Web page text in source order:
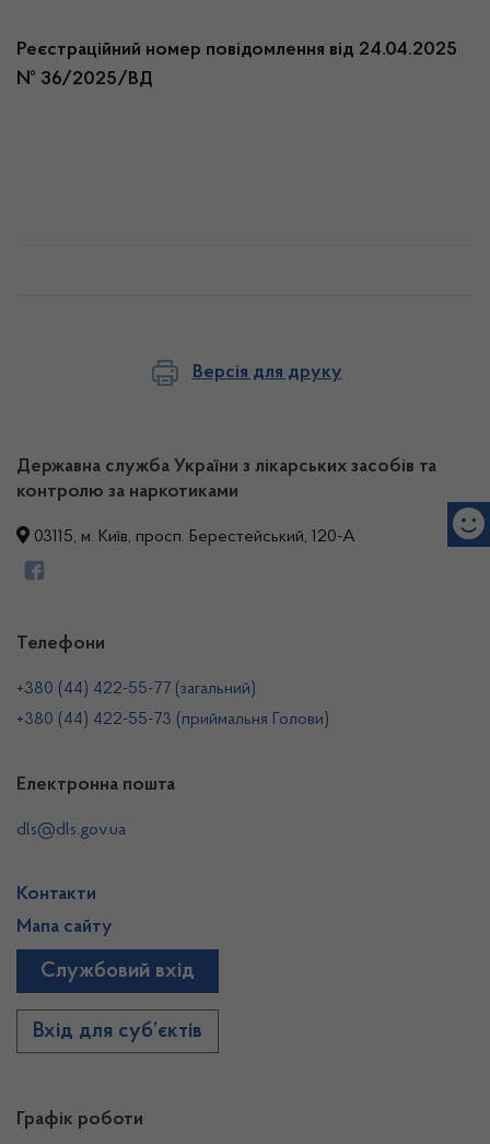
Реєстраційний номер повідомлення від 24.04.2025
№ 36/2025/ВД
Версія для друку
Державна служба України з лікарських засобів та
контролю за наркотиками
03115, м. Київ, просп. Берестейський, 120-А
Графік роботи
Телефони
+380 (44) 422-55-77 (загальний)
+380 (44) 422-55-73 (приймальня Голови)
Електронна пошта
dls@dls.gov.ua
Контакти
Мапа сайту
Службовий вхід
Вхід для суб’єктів